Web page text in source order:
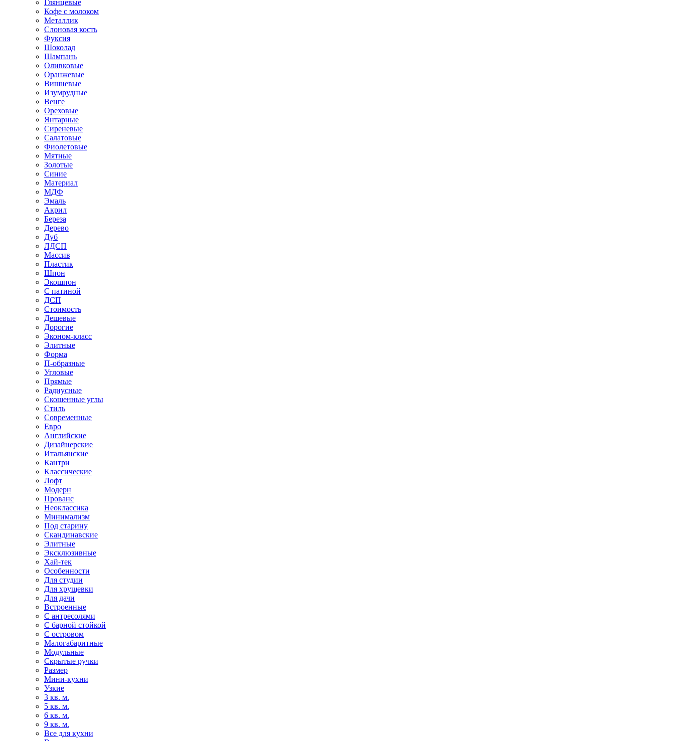
Глянцевые
Кофе с молоком
Металлик
Слоновая кость
Фуксия
Шоколад
Шампань
Оливковые
Оранжевые
Вишневые
Изумрудные
Венге
Ореховые
Янтарные
Сиреневые
Салатовые
Фиолетовые
Мятные
Золотые
Синие
Материал
МДФ
Эмаль
Акрил
Береза
Дерево
Дуб
ЛДСП
Массив
Пластик
Шпон
Экошпон
С патиной
ДСП
Стоимость
Дешевые
Дорогие
Эконом-класс
Элитные
Форма
П-образные
Угловые
Прямые
Радиусные
Скошенные углы
Стиль
Современные
Евро
Английские
Дизайнерские
Итальянские
Кантри
Классические
Лофт
Модерн
Прованс
Неоклассика
Минимализм
Под старину
Скандинавские
Элитные
Эксклюзивные
Хай-тек
Особенности
Для студии
Для хрущевки
Для дачи
Встроенные
С антресолями
С барной стойкой
С островом
Малогабаритные
Модульные
Скрытые ручки
Размер
Мини-кухни
Узкие
3 кв. м.
5 кв. м.
6 кв. м.
9 кв. м.
Все для кухни